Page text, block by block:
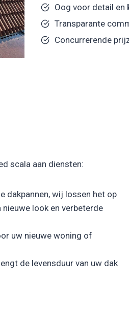
Oog voor detail en
Transparante
Concurrerende
scala aan diensten:
dakpannen, wij lossen het op
look en verbeterde
uw nieuwe woning of
de levensduur van uw dak